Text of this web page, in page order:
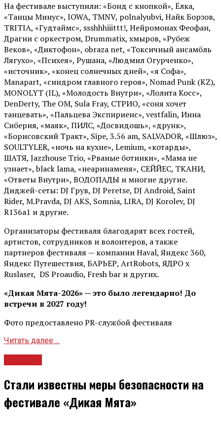
На фестивале выступили: «Бонд с кнопкой», Ёлка,
«Танцы Минус», IOWA, TMNV, polnalyubvi, Найк Борзов,
TRITIA, «Гудтаймс», ssshhhiiittt!, Нейромонах Феофан,
Драгни с оркестром, Drummatix, хмыров, «Рубеж
Веков», «Диктофон», obraza net, «Токсичный ансамбль
Лягухо», «Психея», Рушана, «Людмил Огурченко»,
«источник», «конец солнечных дней», «я Софа»,
Manapart, «синдром главного героя», Nomad Punk (KZ),
MONOLYT (IL), «Молодость Внутри», «Лолита Косс»,
DenDerty, The OM, Sula Fray, СТРИО, «соня хочет
танцевать», «Пальцева Экспириенс», vestfalin, Инна
Сиберия, «маяк», ПИЛС, «Досвидошь», «друнк»,
«Борисовский Тракт», Sipe, 3.56 am, SALVADOR, «Шлюз»,
SOULTYLER, «ночь на кухне», Lemium, «котарды»,
ШАТЯ, Jazzhouse Trio, «Рваные ботинки», «Мама не
узнает», black lama, «неаринаменя», СЕЙЙЕС, ТКАНИ,
«Ответы Внутри», ВОДОПАДЫ и многие другие.
Диджей-сеты: DJ Грув, DJ Peretse, DJ Android, Saint
Rider, М.Pravda, DJ AKS, Somnia, LIRA, DJ Korolev, DJ
R136a1 и другие.
Организаторы фестиваля благодарят всех гостей,
артистов, сотрудников и волонтеров, а также
партнеров фестиваля — компании Haval, Яндекс 360,
Яндекс Путешествия, БАРЬЕР, ArtRobots, ЯДРО х
Ruslaser, DS Proaudio, Fresh bar и других.
«Дикая Мята-2026» — это было легендарно! До
встречи в 2027 году!
Фото предоставлено PR-службой фестиваля
Читать далее ...
Стали известны меры безопасности на
фестивале «Дикая Мята»